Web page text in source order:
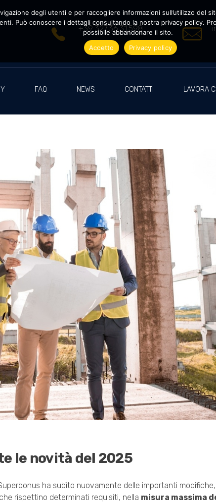
+39 327.36.31.598
FAQ NEWS CONTATTI LAVORA
le novità del 2025
ha subìto nuovamente delle importanti
rispettino determinati requisiti, nella misura massima
degli utenti e per raccogliere informazioni sull’utilizzo del
Può conoscere i dettagli consultando la nostra privacy policy.
possibile abbandonare il sito.
Accetto
Privacy policy